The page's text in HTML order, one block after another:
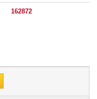
162872